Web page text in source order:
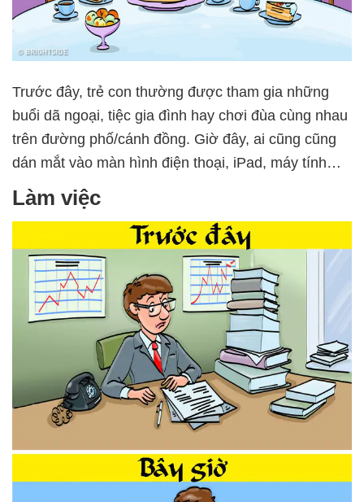
Trước đây, trẻ con thường được tham gia những
buổi dã ngoại, tiệc gia đình hay chơi đùa cùng nhau
trên đường phố/cánh đồng. Giờ đây, ai cũng cũng
dán mắt vào màn hình điện thoại, iPad, máy tính…
Làm việc